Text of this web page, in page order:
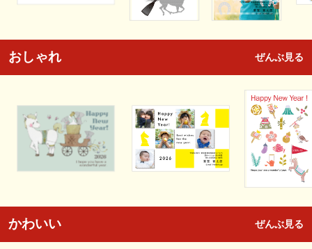
おしゃれ ぜんぶ見る
かわいい ぜんぶ見る